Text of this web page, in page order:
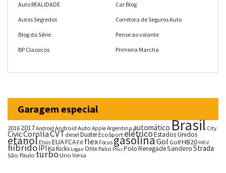
Auto REALIDADE
Autos Segredos
Blog da Série
BP Classicos
Car Blog
Corretora de Seguros Auto
Pense ao volante
Primeira Marcha
Garagem especial
20162017Android Android Auto AppleArgentina automáticoBrasil City
CivicCorollaCVTdieselDusterEcoSportelétricoEstados Unidos
etanol Etios EUAFCA Fit flex FocusgasolinaGol GolfHB20 HR-V
híbridoIPIKaKicks Logan OnixPalio PlusPoloRenegadeSanderoStrada
São Paulo turboUno Versa